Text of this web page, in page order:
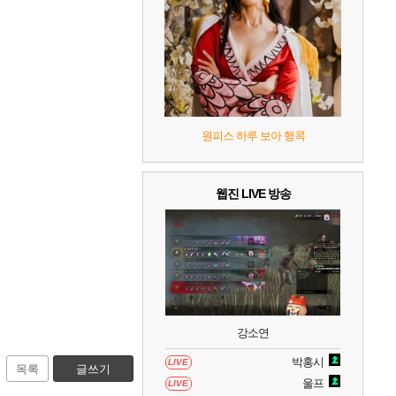
목록 글쓰기
8 헤일로: 캠페인 이볼브드 2
9 캡틴 츠바사 2 월드 파이터즈
10 레고 배트맨: 레거시 오브 더 다크 나이트
원피스 하루 보아 행콕
웹진 LIVE 방송
강소연
LIVE 박홍시
LIVE 울프